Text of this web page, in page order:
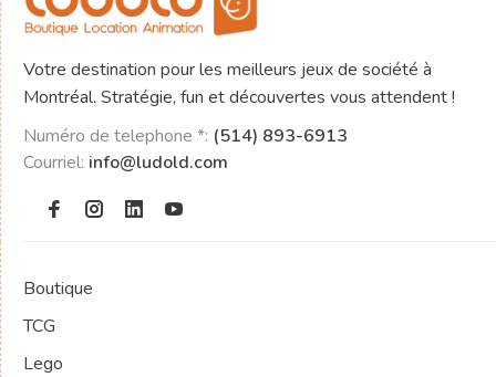
Votre destination pour les meilleurs jeux de société à
Montréal. Stratégie, fun et découvertes vous attendent !
Numéro de telephone *: (514) 893-6913
Courriel: info@ludold.com
Boutique
TCG
Lego